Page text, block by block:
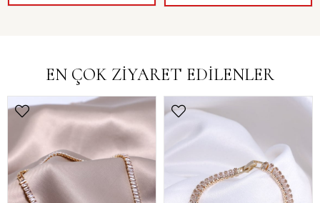
EN ÇOK ZİYARET EDİLENLER